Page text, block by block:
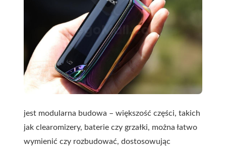
jest modularna budowa – większość części, takich
jak clearomizery, baterie czy grzałki, można łatwo
wymienić czy rozbudować, dostosowując